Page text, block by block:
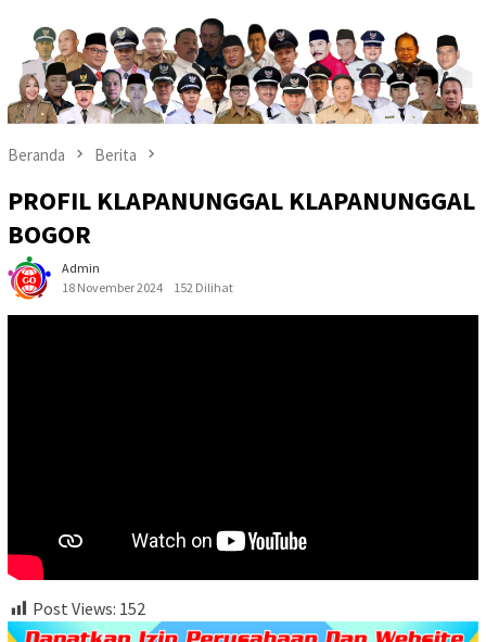
Beranda Berita
PROFIL KLAPANUNGGAL KLAPANUNGGAL
BOGOR
Admin
18 November 2024
152 Dilihat
Post Views: 152